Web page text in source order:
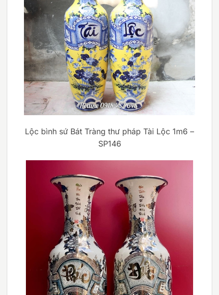
Lộc bình sứ Bát Tràng thư pháp Tài Lộc 1m6 –
SP146